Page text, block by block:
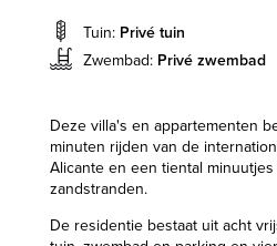
Tuin: Privé tuin
Zwembad: Privé zwembad
Deze villa's en appartementen
minuten rijden van de
Alicante en een tiental
zandstranden.
De residentie bestaat uit acht